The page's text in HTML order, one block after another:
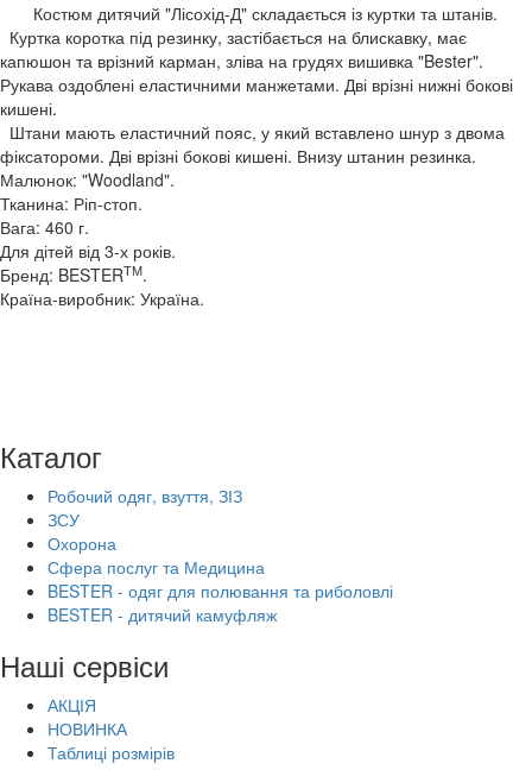
Костюм дитячий "Лісохід-Д" складається із куртки та штанів.
Куртка коротка під резинку, застібається на блискавку, має
капюшон та врізний карман, зліва на грудях вишивка "Bester".
Рукава оздоблені еластичними манжетами. Дві врізні нижні бокові
кишені.
Штани мають еластичний пояс, у який вставлено шнур з двома
фіксатороми. Дві врізні бокові кишені. Внизу штанин резинка.
Малюнок: "Woodland".
Тканина: Ріп-стоп.
Вага: 460 г.
Для дітей від 3-х років.
Бренд: BESTERТМ.
Країна-виробник: Україна.
Каталог
Робочий одяг, взуття, ЗІЗ
ЗСУ
Охорона
Сфера послуг та Медицина
BESTER - одяг для полювання та риболовлі
BESTER - дитячий камуфляж
Наші сервіси
АКЦІЯ
НОВИНКА
Таблиці розмірів